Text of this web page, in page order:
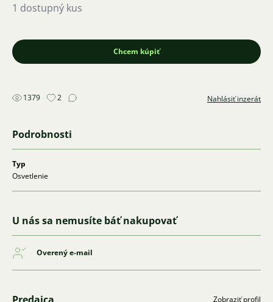
1 dostupný kus
Chcem kúpiť
1379 2 Nahlásiť inzerát
Podrobnosti
Typ
Osvetlenie
U nás sa nemusíte báť nakupovať
Overený e-mail
Zobraziť profil